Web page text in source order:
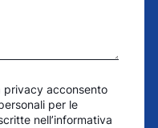
privacy acconsento
nell’informativa